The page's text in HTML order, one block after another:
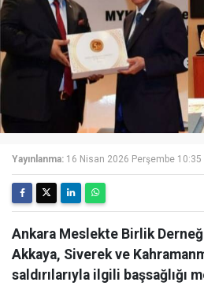
Yayınlanma: 16 Nisan 2026 Perşembe 10:35
Ankara Meslekte Birlik
Akkaya, Siverek ve
saldırılarıyla ilgili başsağlığı